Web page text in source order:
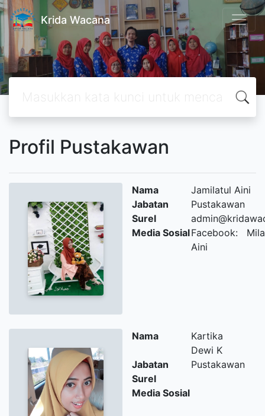
Krida Wacana
Profil Pustakawan
Nama
Jamilatul Aini
Jabatan
Pustakawan
Surel
Media SosialFacebook: Mila
Aini
Nama
Kartika
Dewi K
Jabatan
Pustakawan
Surel
Media Sosial